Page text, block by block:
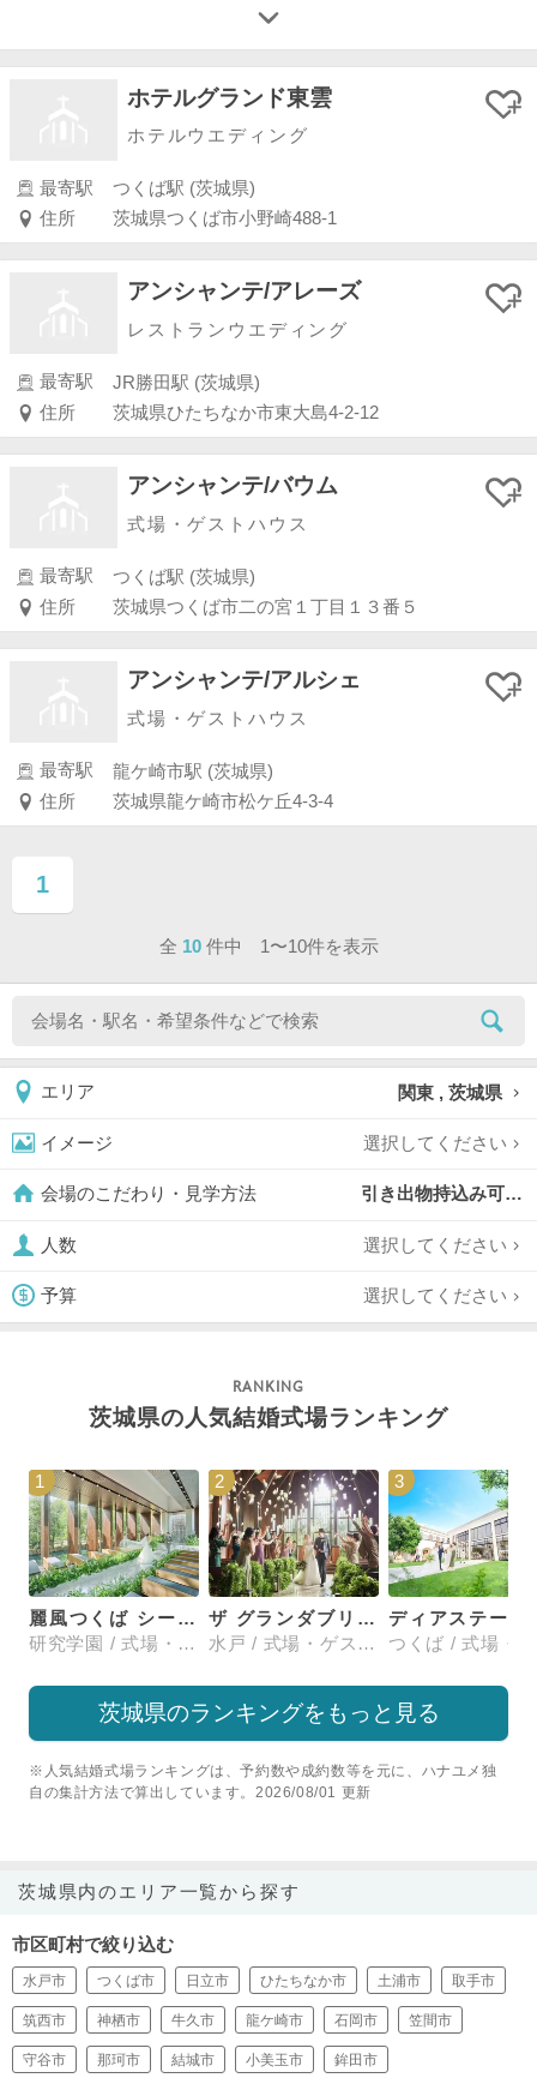
ホテルグランド東雲
ホテルウエディング
最寄駅
つくば駅 (茨城県)
住所
茨城県つくば市小野崎488-1
アンシャンテ/アレーズ
レストランウエディング
最寄駅
JR勝田駅 (茨城県)
住所
茨城県ひたちなか市東大島4-2-12
アンシャンテ/バウム
式場・ゲストハウス
最寄駅
つくば駅 (茨城県)
住所
茨城県つくば市二の宮１丁目１３番５
アンシャンテ/アルシェ
式場・ゲストハウス
最寄駅
龍ケ崎市駅 (茨城県)
住所
茨城県龍ケ崎市松ケ丘4-3-4
1
ページ目
全 10 件中 1〜10件を表示
エリア 関東 , 茨城県
イメージ 選択してください
会場のこだわり・見学方法 引き出物持込み可,
人数 選択してください
予算 選択してください
茨城県の人気結婚式場ランキング
1
麗風つくば シーズンズテラス
研究学園 / 式場・ゲストハウス
2
ザ グランダブリュー 水戸(THE GRANDW MITO）
水戸 / 式場・ゲストハウス
3
茨城県のランキングをもっと見る
※人気結婚式場ランキングは、予約数や成約数等を元に、ハナユメ独
自の集計方法で算出しています。2026/08/01 更新
茨城県内のエリア一覧から探す
市区町村で絞り込む
水戸市 つくば市 日立市 ひたちなか市 土浦市 取手市
筑西市 神栖市 牛久市 龍ケ崎市 石岡市 笠間市
守谷市 那珂市 結城市 小美玉市 鉾田市